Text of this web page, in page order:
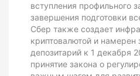
вступления профильного
завершения подготовки
Сбер также создает
криптовалютой и намерен
депозитарий к 1 декабря
принятие закона о